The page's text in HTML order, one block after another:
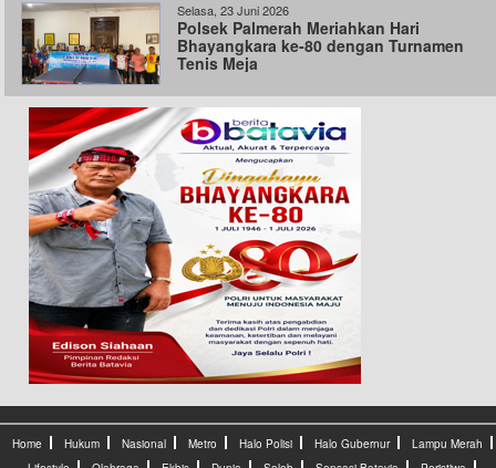
Selasa, 23 Juni 2026
Polsek Palmerah Meriahkan Hari
Bhayangkara ke-80 dengan Turnamen
Tenis Meja
Home Hukum Nasional Metro Halo Polisi Halo Gubernur
Lampu Merah